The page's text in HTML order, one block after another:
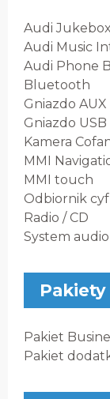
Audi Jukebox
Audi Music
Audi Phone
Bluetooth
Gniazdo AUX
Gniazdo USB
Kamera
MMI
MMI touch
Odbiornik
Radio / CD
System
Pakiety
Pakiet
Pakiet